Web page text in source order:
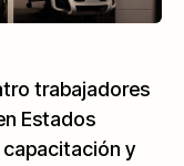
trabajadores
Estados
y